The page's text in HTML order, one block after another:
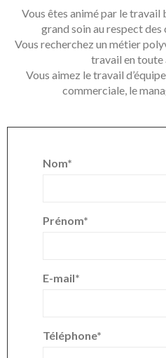
Vous êtes animé par le
grand soin au respect des
Vous recherchez un métier
travail en toute
Vous aimez le travail
commerciale, le
Nom
Prénom
E-mail
Téléphone